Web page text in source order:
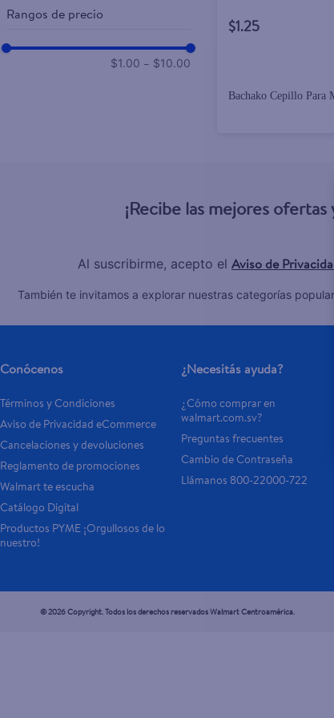
Rangos de precio
$1.00 – $10.00
$1.25
Bachako Cepillo Para
¡Recibe las mejores
Al suscribirme, acepto el Aviso de
También te invitamos a explorar nuestras categorías
Conócenos
Términos y Condiciones
Aviso de Privacidad eCommerce
Cancelaciones y devoluciones
Reglamento de promociones
Walmart te escucha
Catálogo Digital
Productos PYME ¡Orgullosos de lo
nuestro!
¿Necesitás ayuda?
¿Cómo comprar en
walmart.com.sv?
Preguntas frecuentes
Cambio de Contraseña
Llámanos 800-22000-722
© 2026 Copyright. Todos los derechos reservados Walmart Centroamérica.